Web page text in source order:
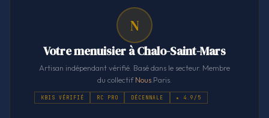
N
Votre menuisier à Chalo-Saint-Mars
Artisan indépendant vérifié. Basé dans le secteur. Membre
du collectifNous .Paris.
KBIS VÉRIFIÉ RC PRO DÉCENNALE ★ 4.9/5